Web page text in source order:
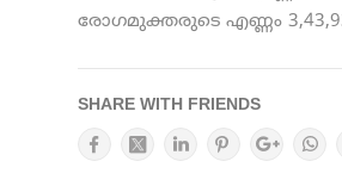
രോഗമുക്തരുടെ എണ്ണം
SHARE WITH FRIENDS